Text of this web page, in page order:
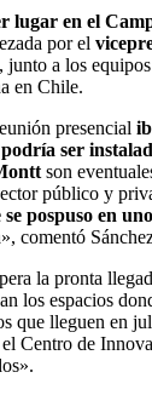
lugar en el
por el
, junto a los
en Chile.
presencial
ser
son
público y
pospuso en
comentó
la pronta
los espacios
que lleguen en
el Centro de